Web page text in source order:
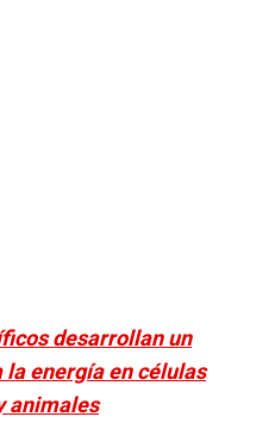
desarrollan un
energía en células
animales